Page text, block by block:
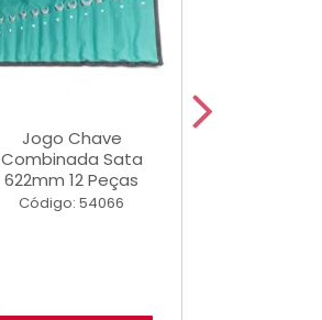
Jogo Chave
Combinada Sata
622mm 12 Peças
Código: 54066